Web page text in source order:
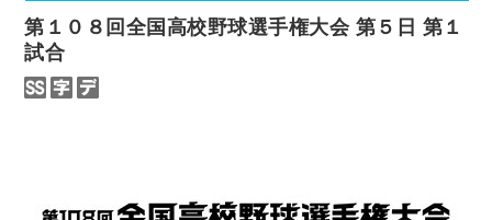
第１０８回全国高校野球選手権大会 第５日 第１
試合